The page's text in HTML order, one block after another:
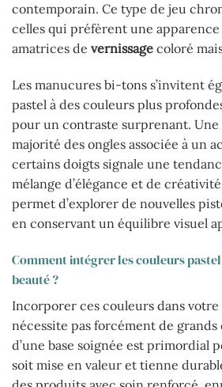
contemporain. Ce type de jeu
celles qui préfèrent une
amatrices de vernissage coloré
Les manucures bi-tons s’invitent
pastel à des couleurs plus
pour un contraste surprenant. Une
majorité des ongles associée à un
certains doigts signale une
mélange d’élégance et de
permet d’explorer de nouvelles
en conservant un équilibre visuel
Comment intégrer les couleurs
beauté ?
Incorporer ces couleurs dans
nécessite pas forcément de
d’une base soignée est primordial
soit mise en valeur et tienne